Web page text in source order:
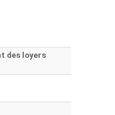
des loyers